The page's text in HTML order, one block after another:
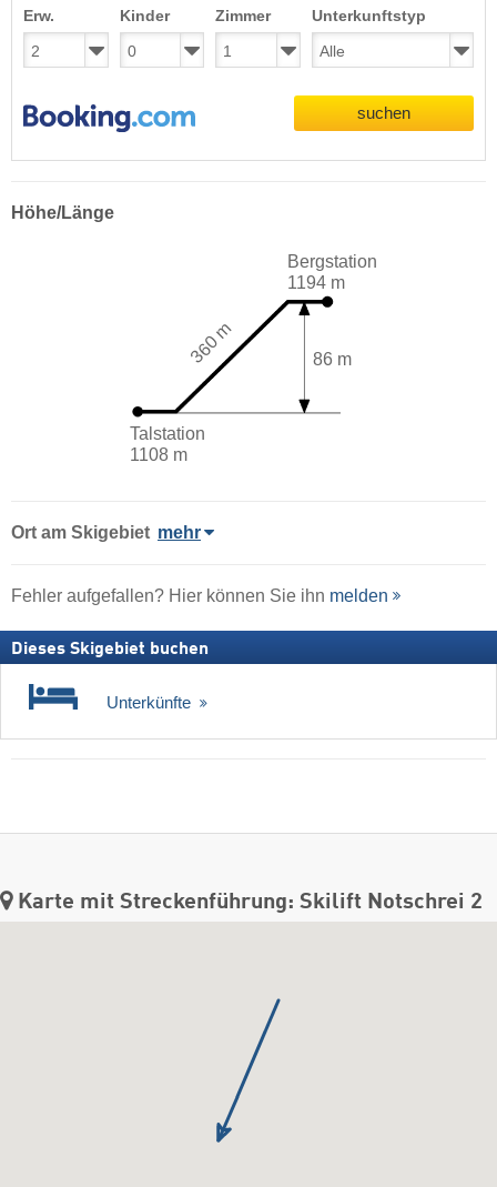
Erw. Kinder Zimmer Unterkunftstyp
suchen
Höhe/Länge
Talstation
1108 m
Bergstation
1194 m
86 m
360 m
Ort am Skigebiet mehr
Fehler aufgefallen? Hier können Sie ihn melden
Dieses Skigebiet buchen
Unterkünfte
Karte mit Streckenführung: Skilift Notschrei 2